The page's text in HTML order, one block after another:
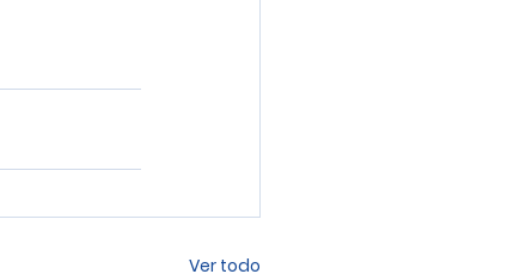
Ver todo